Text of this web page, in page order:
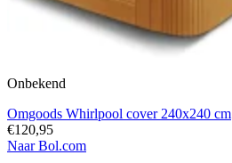
Onbekend
Omgoods Whirlpool cover 240x240 cm
€120,95
Naar Bol.com